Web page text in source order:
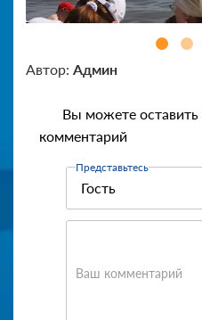
Автор: Админ
Вы можете оставить
комментарий
Представьтесь
Ваш комментарий